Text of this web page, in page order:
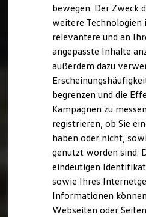
Sicherheit
Garantie und
Nachhaltigkeit
Kosten und Kauf
Kaufoptionen
E-Auto-Förderung
Software und
Die ID. Software 6
ID. Software
Digitale Extras
Schnittstellen zu
Hybridautos
Marke und Erlebnis
Volkswagen R und R
R-Modelle
R Experience
Driving Experience
bewegen. Der Zweck
weitere Technologien
relevantere und an
angepasste Inhalte
außerdem dazu
begrenzen und die
Kampagnen zu
registrieren, ob Sie
haben oder nicht,
genutzt worden sind.
eindeutigen
sowie Ihres
Informationen
Webseiten oder